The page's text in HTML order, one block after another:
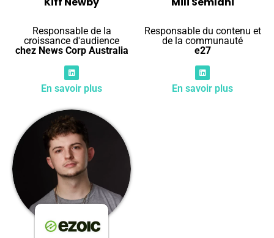
Responsable de la
croissance d'audience
chez News Corp Australia
En savoir plus
Responsable du contenu et
de la communauté
e27
En savoir plus